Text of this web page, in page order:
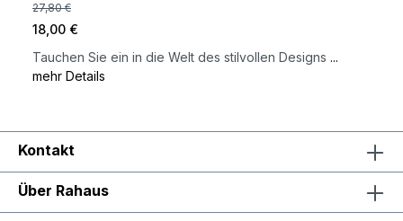
27,80 €
18,00 €
Tauchen Sie ein in die Welt des stilvollen Designs ...
mehr Details
Kontakt
Über Rahaus